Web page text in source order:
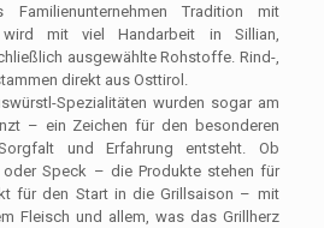
Tradition mit
wird mit viel Handarbeit in Sillian,
ausgewählte Rohstoffe. Rind-,
direkt aus Osttirol.
Spezialitäten wurden sogar am
– ein Zeichen für den besonderen
und Erfahrung entsteht. Ob
oder Speck – die Produkte stehen für
für den Start in die Grillsaison – mit
Fleisch und allem, was das Grillherz